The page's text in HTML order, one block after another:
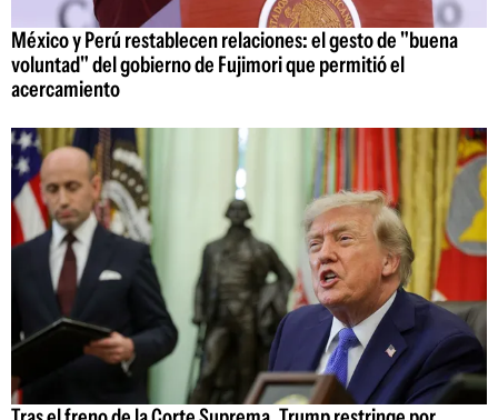
México y Perú restablecen relaciones: el gesto de "buena
voluntad" del gobierno de Fujimori que permitió el
acercamiento